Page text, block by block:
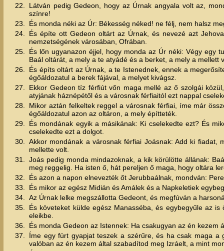
22.
Látván pedig Gedeon, hogy az Úrnak angyala volt az,
színre!
23.
És monda néki az Úr: Békesség néked! ne félj, nem halsz
24.
És építe ott Gedeon oltárt az Úrnak, és nevezé azt
nemzetségének városában, Ofrában.
25.
És lőn ugyanazon éjjel, hogy monda az Úr néki: Végy egy
Baál oltárát, a mely a te atyádé és a berket, a mely a mellett
26.
És építs oltárt az Úrnak, a te Istenednek, ennek a
égőáldozatul a berek fájával, a melyet kivágsz.
27.
Ekkor Gedeon tíz férfiút vőn maga mellé az ő szolgái
atyjának háznépétől és a városnak férfiaitól ezt nappal
28.
Mikor aztán felkeltek reggel a városnak férfiai, íme már
égőáldozatul azon az oltáron, a mely építteték.
29.
És mondának egyik a másikának: Ki cselekedte ezt? És
cselekedte ezt a dolgot.
30.
Akkor mondának a városnak férfiai Joásnak: Add ki
mellette volt.
31.
Joás pedig monda mindazoknak, a kik körülötte állának:
meg reggelig. Ha isten ő, hát pereljen ő maga, hogy oltára
32.
És azon a napon elnevezték őt Jerubbaálnak, mondván:
33.
És mikor az egész Midián és Amálek és a Napkeletiek
34.
Az Úrnak lelke megszállotta Gedeont, és megfúván a
35.
És követeket külde egész Manasséba, és egybegyűle az
eleikbe.
36.
És monda Gedeon az Istennek: Ha csakugyan az én
37.
Íme egy fürt gyapjat teszek a szérűre, és ha csak maga
valóban az én kezem által szabadítod meg Izráelt, a mint